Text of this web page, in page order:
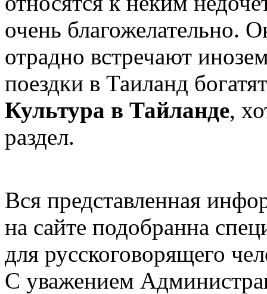
очень благожелательно.
отрадно встречают
поездки в Таиланд
Культура в Тайланде,
раздел.
Вся представленная
на сайте подобранна
для русскоговорящего
С уважением